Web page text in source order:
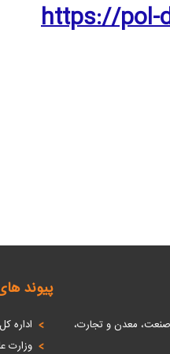
https://pol-
نبش 7 تیر، سازمان صنعت، معدن و تجارت،
پیوند
اداره
وزارت